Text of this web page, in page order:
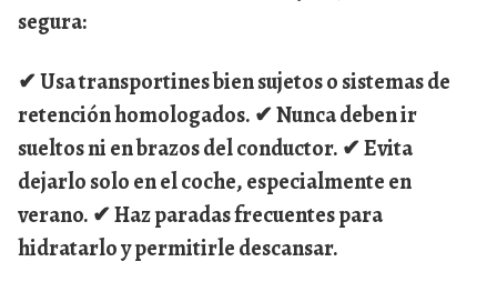
segura:
✔ Usa transportines bien sujetos o sistemas de
retención homologados. ✔ Nunca deben ir
sueltos ni en brazos del conductor. ✔ Evita
dejarlo solo en el coche, especialmente en
verano. ✔ Haz paradas frecuentes para
hidratarlo y permitirle descansar.